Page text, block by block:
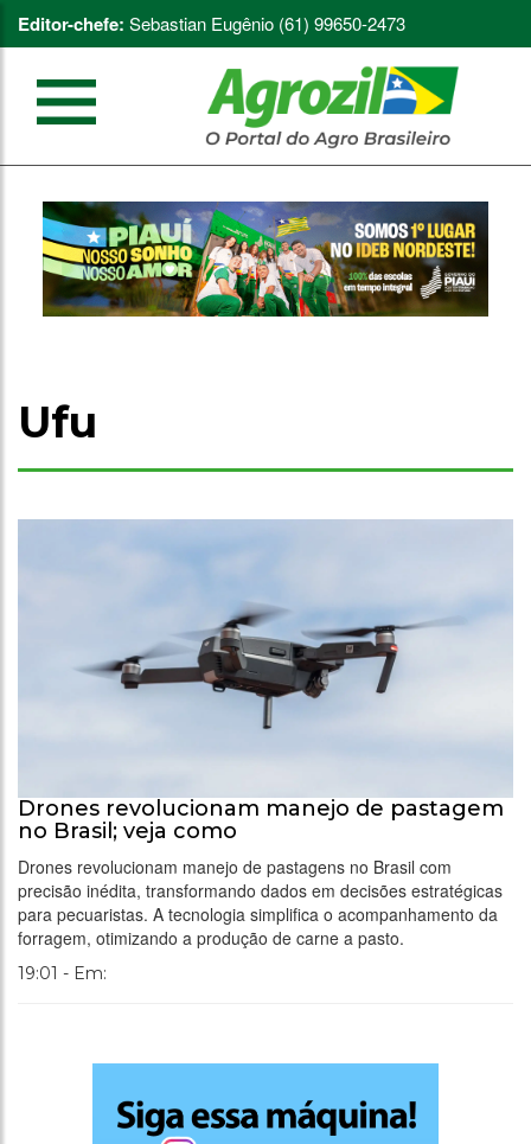
Editor-chefe: Sebastian Eugênio (61) 99650-2473
Ufu
Drones revolucionam manejo de pastagem
no Brasil; veja como
Drones revolucionam manejo de pastagens no Brasil com
precisão inédita, transformando dados em decisões estratégicas
para pecuaristas. A tecnologia simplifica o acompanhamento da
forragem, otimizando a produção de carne a pasto.
19:01 - Em: